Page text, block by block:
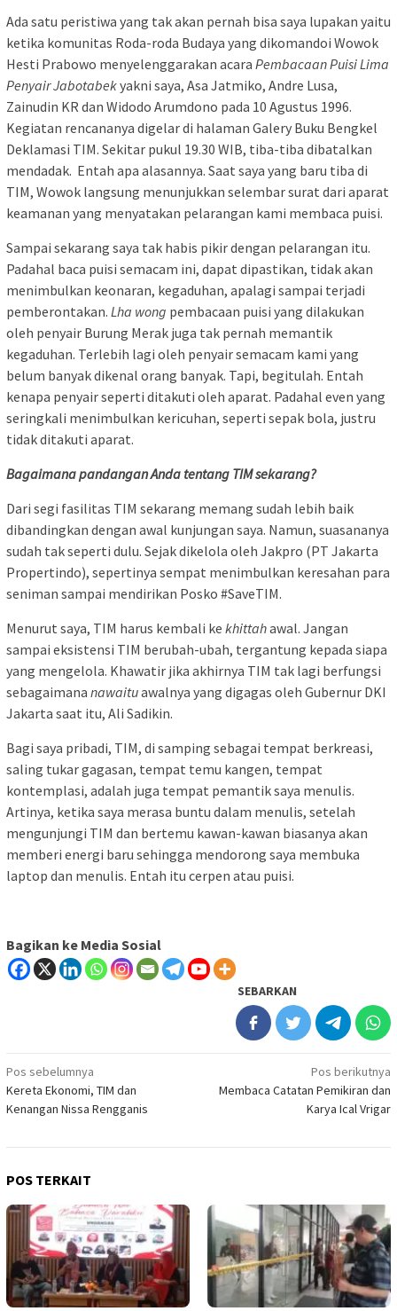
Ada satu peristiwa yang tak akan pernah bisa saya lupakan yaitu
ketika komunitas Roda-roda Budaya yang dikomandoi Wowok
Hesti Prabowo menyelenggarakan acara Pembacaan Puisi Lima
Penyair Jabotabekyakni saya, Asa Jatmiko, Andre Lusa,
Zainudin KR dan Widodo Arumdono pada 10 Agustus 1996.
Kegiatan rencananya digelar di halaman Galery Buku Bengkel
Deklamasi TIM. Sekitar pukul 19.30 WIB, tiba-tiba dibatalkan
mendadak. Entah apa alasannya. Saat saya yang baru tiba di
TIM, Wowok langsung menunjukkan selembar surat dari aparat
keamanan yang menyatakan pelarangan kami membaca puisi.
Sampai sekarang saya tak habis pikir dengan pelarangan itu.
Padahal baca puisi semacam ini, dapat dipastikan, tidak akan
menimbulkan keonaran, kegaduhan, apalagi sampai terjadi
pemberontakan. Lha wong pembacaan puisi yang dilakukan
oleh penyair Burung Merak juga tak pernah memantik
kegaduhan. Terlebih lagi oleh penyair semacam kami yang
belum banyak dikenal orang banyak. Tapi, begitulah. Entah
kenapa penyair seperti ditakuti oleh aparat. Padahal even yang
seringkali menimbulkan kericuhan, seperti sepak bola, justru
tidak ditakuti aparat.
Bagaimana pandangan Anda tentang TIM sekarang?
Dari segi fasilitas TIM sekarang memang sudah lebih baik
dibandingkan dengan awal kunjungan saya. Namun, suasananya
sudah tak seperti dulu. Sejak dikelola oleh Jakpro (PT Jakarta
Propertindo), sepertinya sempat menimbulkan keresahan para
seniman sampai mendirikan Posko #SaveTIM.
Menurut saya, TIM harus kembali ke khittahawal. Jangan
sampai eksistensi TIM berubah-ubah, tergantung kepada siapa
yang mengelola. Khawatir jika akhirnya TIM tak lagi berfungsi
sebagaimana nawaituawalnya yang digagas oleh Gubernur DKI
Jakarta saat itu, Ali Sadikin.
Bagi saya pribadi, TIM, di samping sebagai tempat berkreasi,
saling tukar gagasan, tempat temu kangen, tempat
kontemplasi, adalah juga tempat pemantik saya menulis.
Artinya, ketika saya merasa buntu dalam menulis, setelah
mengunjungi TIM dan bertemu kawan-kawan biasanya akan
memberi energi baru sehingga mendorong saya membuka
laptop dan menulis. Entah itu cerpen atau puisi.
Bagikan ke Media Sosial
SEBARKAN
Navigasi
pos
Pos sebelumnya
Kereta Ekonomi, TIM dan
Kenangan Nissa Rengganis
Pos berikutnya
Membaca Catatan Pemikiran dan
Karya Ical Vrigar
POS TERKAIT